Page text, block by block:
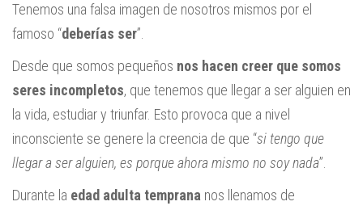
Tenemos una falsa imagen de nosotros mismos por el
famoso “deberías ser”.
Desde que somos pequeños nos hacen creer que somos
seres incompletos, que tenemos que llegar a ser alguien en
la vida, estudiar y triunfar. Esto provoca que a nivel
inconsciente se genere la creencia de que “si tengo que
llegar a ser alguien, es porque ahora mismo no soy nada”.
Durante la edad adulta temprana nos llenamos de